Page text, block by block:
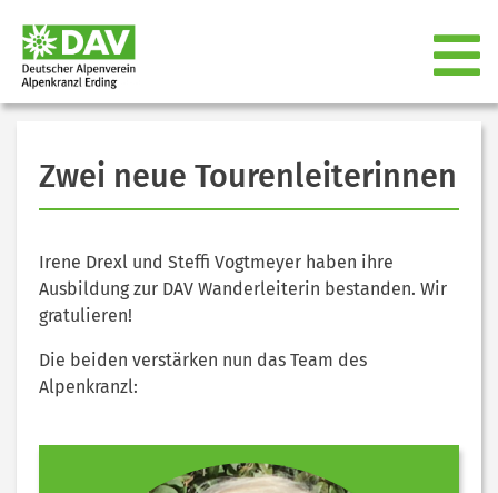
Zwei neue Tourenleiterinnen
Irene Drexl und Steffi Vogtmeyer haben ihre
Ausbildung zur DAV Wanderleiterin bestanden. Wir
gratulieren!
Die beiden verstärken nun das Team des
Alpenkranzl: